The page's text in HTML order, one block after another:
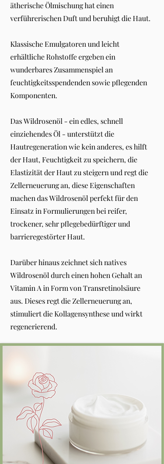
ätherische Ölmischung hat einen
verführerischen Duft und beruhigt die Haut.
Klassische Emulgatoren und leicht
erhältliche Rohstoffe ergeben ein
wunderbares Zusammenspiel an
feuchtigkeitsspendenden sowie pflegenden
Komponenten.
Das Wildrosenöl - ein edles, schnell
einziehendes Öl - unterstützt die
Hautregeneration wie kein anderes, es hilft
der Haut, Feuchtigkeit zu speichern, die
Elastizität der Haut zu steigern und regt die
Zellerneuerung an, diese Eigenschaften
machen das Wildrosenöl perfekt für den
Einsatz in Formulierungen bei reifer,
trockener, sehr pflegebedürftiger und
barrieregestörter Haut.
Darüber hinaus zeichnet sich natives
Wildrosenöl durch einen hohen Gehalt an
Vitamin A in Form von Transretinolsäure
aus. Dieses regt die Zellerneuerung an,
stimuliert die Kollagensynthese und wirkt
regenerierend.